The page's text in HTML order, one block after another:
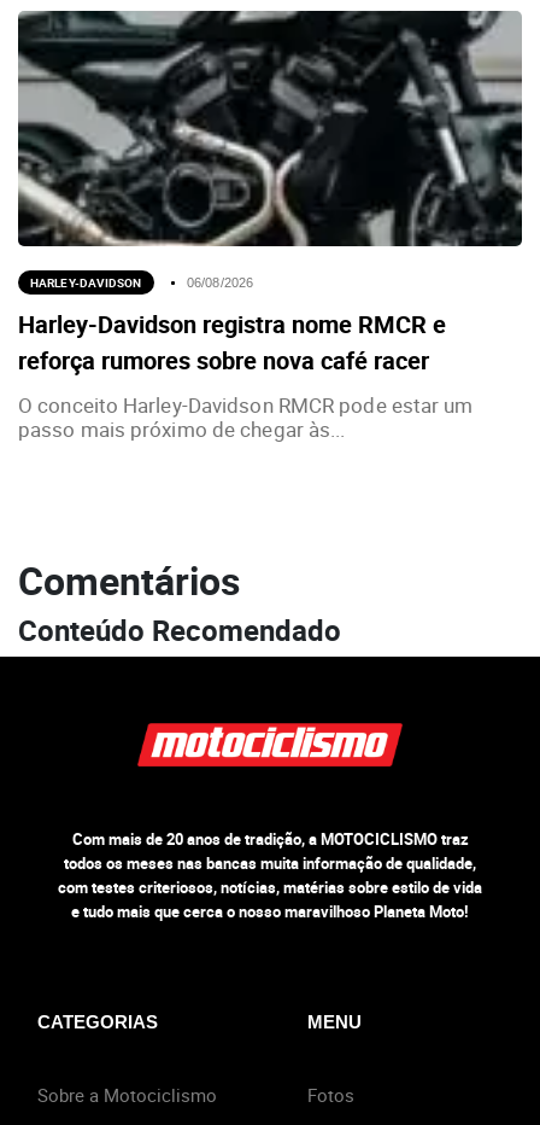
HARLEY-DAVIDSON 06/08/2026
Harley-Davidson registra nome RMCR e
reforça rumores sobre nova café racer
O conceito Harley-Davidson RMCR pode estar um
passo mais próximo de chegar às...
Comentários
Conteúdo Recomendado
Com mais de 20 anos de tradição, a MOTOCICLISMO traz
todos os meses nas bancas muita informação de qualidade,
com testes criteriosos, notícias, matérias sobre estilo de vida
e tudo mais que cerca o nosso maravilhoso Planeta Moto!
CATEGORIAS
Sobre a Motociclismo
MENU
Fotos